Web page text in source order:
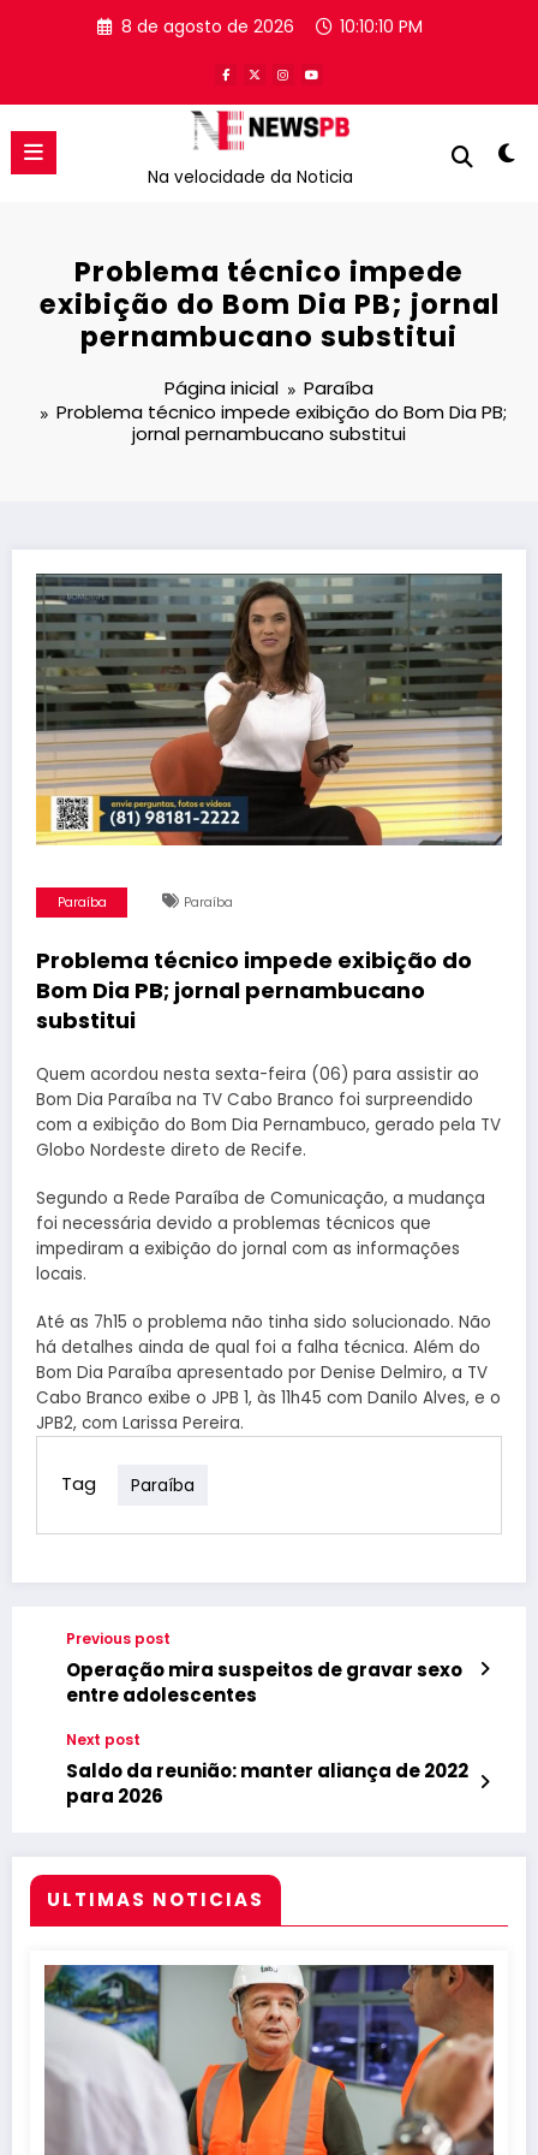
8 de agosto de 2026 10:10:11 PM
Na velocidade da Noticia
Problema técnico impede
exibição do Bom Dia PB; jornal
pernambucano substitui
Página inicial
Paraíba
Problema técnico impede exibição do Bom Dia PB;
jornal pernambucano substitui
Paraíba Paraíba
Problema técnico impede exibição do
Bom Dia PB; jornal pernambucano
substitui
Quem acordou nesta sexta-feira (06) para assistir ao
Bom Dia Paraíba na TV Cabo Branco foi surpreendido
com a exibição do Bom Dia Pernambuco, gerado pela TV
Globo Nordeste direto de Recife.
Segundo a Rede Paraíba de Comunicação, a mudança
foi necessária devido a problemas técnicos que
impediram a exibição do jornal com as informações
locais.
Até as 7h15 o problema não tinha sido solucionado. Não
há detalhes ainda de qual foi a falha técnica. Além do
Bom Dia Paraíba apresentado por Denise Delmiro, a TV
Cabo Branco exibe o JPB 1, às 11h45 com Danilo Alves, e o
JPB2, com Larissa Pereira.
Tag Paraíba
Previous post
Operação mira suspeitos de gravar sexo
entre adolescentes
Next post
Saldo da reunião: manter aliança de 2022
para 2026
ULTIMAS NOTICIAS